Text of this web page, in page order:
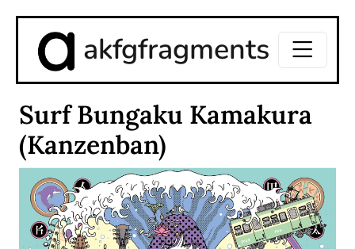
akfgfragments
Surf Bungaku Kamakura
(Kanzenban)